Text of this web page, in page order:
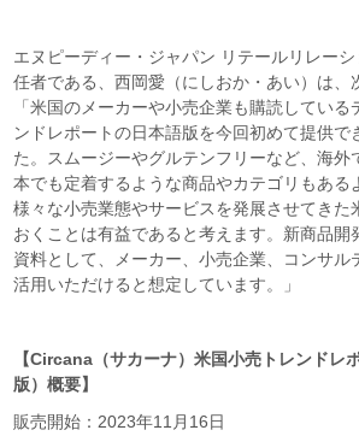
エヌピーディー・ジャパン リテールリレー
任者である、西岡愛（にしおか・あい）は、
「米国のメーカーや小売企業も購読している
ンドレポートの日本語版を今回初めて提供で
た。スムージーやグルテンフリーなど、海外
本でも定着するような商品やカテゴリもある
様々な小売業態やサービスを発展させてきた
おくことは有益であると考えます。新商品開
資料として、メーカー、小売企業、コンサル
活用いただけると想定しています。」
【Circana（サカーナ）米国小売トレンドレ
版）概要】
販売開始：2023年11月16日